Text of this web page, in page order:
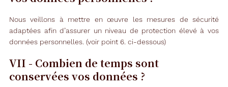
Nous veillons à mettre en œuvre les mesures de sécurité
adaptées afin d’assurer un niveau de protection élevé à vos
données personnelles. (voir point 6. ci-dessous)
VII - Combien de temps sont
conservées vos données ?